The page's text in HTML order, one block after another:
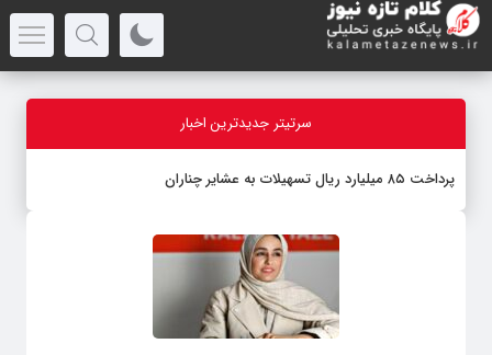
سرتیتر جدیدترین اخبار
پرداخت ۸۵ میلیارد ریال تسهیلات به عشایر چناران